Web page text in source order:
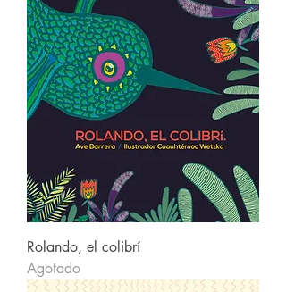
Rolando, el colibrí
Agotado